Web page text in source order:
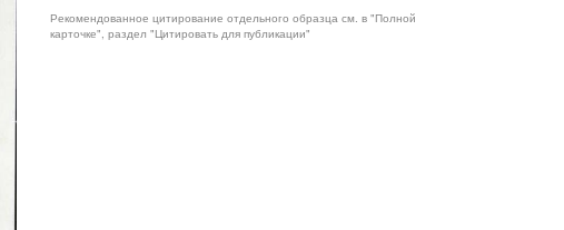
Рекомендованное цитирование отдельного образца см. в "Полной
карточке", раздел "Цитировать для публикации"